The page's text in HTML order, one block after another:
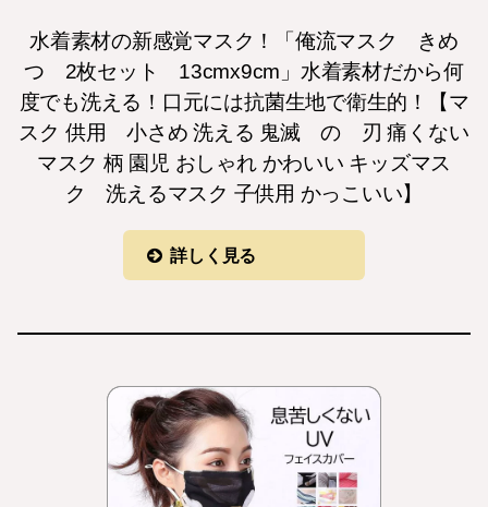
水着素材の新感覚マスク！「俺流マスク きめ
つ 2枚セット 13cmx9cm」水着素材だから何
度でも洗える！口元には抗菌生地で衛生的！【マ
スク 供用 小さめ 洗える 鬼滅 の 刃 痛くない
マスク 柄 園児 おしゃれ かわいい キッズマス
ク 洗えるマスク 子供用 かっこいい】
詳しく見る